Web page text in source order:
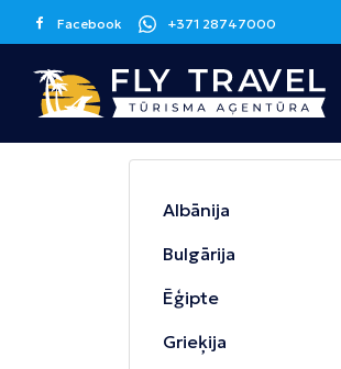
Facebook +371 28747000
Malaga
Barselona
Maljorka
Itālija
Albānija
Bulgārija
Ēģipte
Grieķija